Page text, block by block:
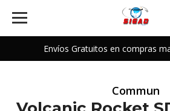
Envíos Gratuitos en compras
Commun